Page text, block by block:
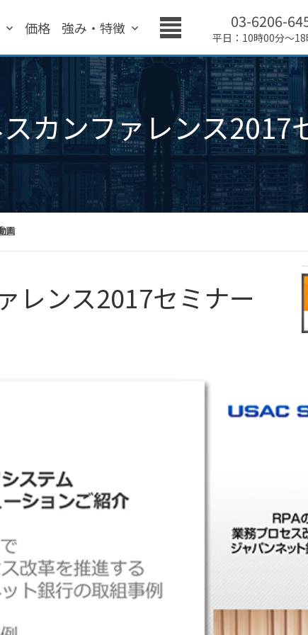
価格 強み・特徴 03-6206-
平日：10時00分～
カンファレンス2017
画
レンス2017セミナー